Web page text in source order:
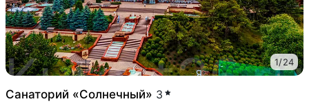
1/24
Санаторий «Солнечный» 3